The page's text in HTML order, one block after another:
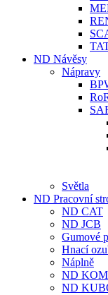
ND Návěsy
Nápravy
Světla
ND Pracovní
ND CAT
ND JCB
Gumové
Hnací
Náplně
ND
ND